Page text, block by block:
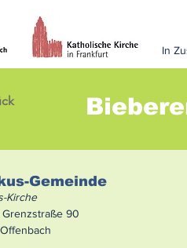
In
Gemeinde
Kirche
90